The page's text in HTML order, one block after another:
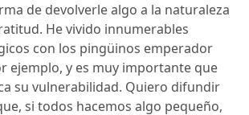
de devolverle algo a la naturaleza
He vivido innumerables
con los pingüinos emperador
ejemplo, y es muy importante que
su vulnerabilidad. Quiero difundir
si todos hacemos algo pequeño,